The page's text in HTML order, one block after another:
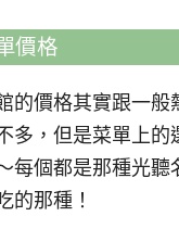
價格
的價格其實跟一般
多，但是菜單上的
每個都是那種光聽
的那種！